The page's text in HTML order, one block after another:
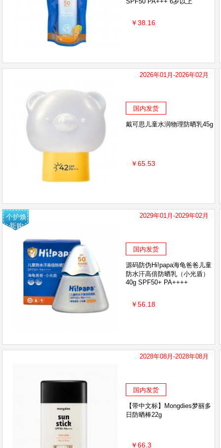
￥38.16
2026年01月-2026年02月
国内发货
戴可思儿童水润物理防晒乳45g
￥65.53
个护焕
新购
2029年01月-2029年02月
国内发货
源码防伪Hi!papa海龟爸爸儿童
防水汗高倍防晒乳（小光盾）
40g SPF50+ PA++++
￥56.18
2028年08月-2028年08月
国内发货
【带中文标】Mongdies梦丽多
日防晒棒22g
￥66.3